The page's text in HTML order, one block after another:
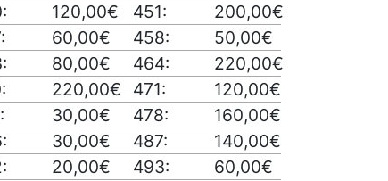
120,00€ 451:
200,00€
60,00€ 458:
50,00€
80,00€ 464:
220,00€
220,00€ 471:
120,00€
30,00€ 478:
160,00€
30,00€ 487:
140,00€
20,00€ 493:
60,00€